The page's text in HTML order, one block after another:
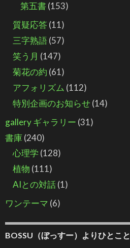
第五書(153)
質疑応答(11)
三字熟語(57)
笑う月 (147)
菊花の約 (61)
アフォリズム (112)
特別企画のお知らせ(14)
gallery ギャラリー (31)
書庫(240)
心理学 (128)
植物 (111)
AIとの対話(1)
ワンテーマ (6)
BOSSU（ぼっすー）よりひとこと